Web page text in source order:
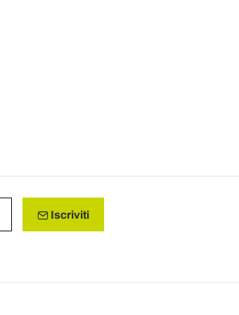
Iscriviti